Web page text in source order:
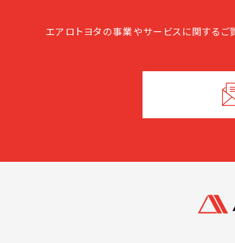
エアロトヨタの事業やサービスに関する ご